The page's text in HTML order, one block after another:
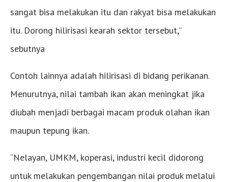
sangat bisa melakukan itu dan rakyat bisa melakukan
itu. Dorong hilirisasi kearah sektor tersebut,”
sebutnya
Contoh lainnya adalah hilirisasi di bidang perikanan.
Menurutnya, nilai tambah ikan akan meningkat jika
diubah menjadi berbagai macam produk olahan ikan
maupun tepung ikan.
“Nelayan, UMKM, koperasi, industri kecil didorong
untuk melakukan pengembangan nilai produk melalui